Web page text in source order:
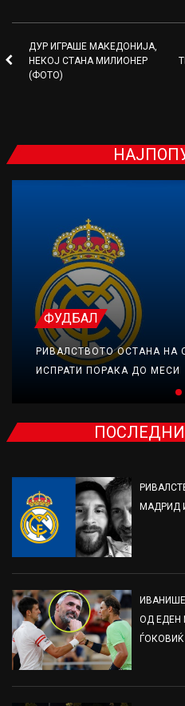
ДУР ИГРАШЕ МАКЕДОНИЈА,
НЕКОЈ СТАНА МИЛИОНЕР
(ФОТО)
ФУДБАЛ
РИВАЛСТВОТО ОСТАНА НА
ИСПРАТИ ПОРАКА ДО МЕСИ
МАДРИД
ОД ЕДЕН
ЃОКОВИЌ